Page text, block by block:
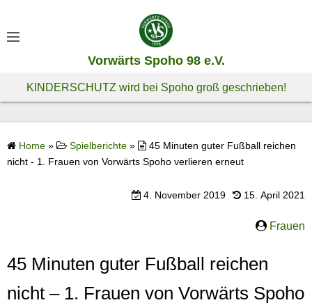
Vorwärts Spoho 98 e.V.
KINDERSCHUTZ wird bei Spoho groß geschrieben!
Home » Spielberichte »
45 Minuten guter Fußball reichen
nicht - 1. Frauen von Vorwärts Spoho verlieren erneut
4. November 2019 15. April 2021
Frauen
45 Minuten guter Fußball reichen
nicht – 1. Frauen von Vorwärts Spoho